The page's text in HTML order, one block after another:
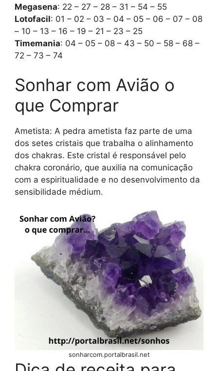
Megasena: 22 – 27 – 28 – 31 – 54 – 55
Lotofacil: 01 – 02 – 03 – 04 – 05 – 06 – 07 – 08
– 10 – 13 – 16 – 19 – 21 – 23 – 25
Timemania: 04 – 05 – 08 – 43 – 50 – 58 – 68 –
72 – 73 – 74
Sonhar com Avião o
que Comprar
Ametista: A pedra ametista faz parte de uma
dos setes cristais que trabalha o alinhamento
dos chakras. Este cristal é responsável pelo
chakra coronário, que auxilia na comunicação
com a espiritualidade e no desenvolvimento da
sensibilidade médium.
sonharcom.portalbrasil.net